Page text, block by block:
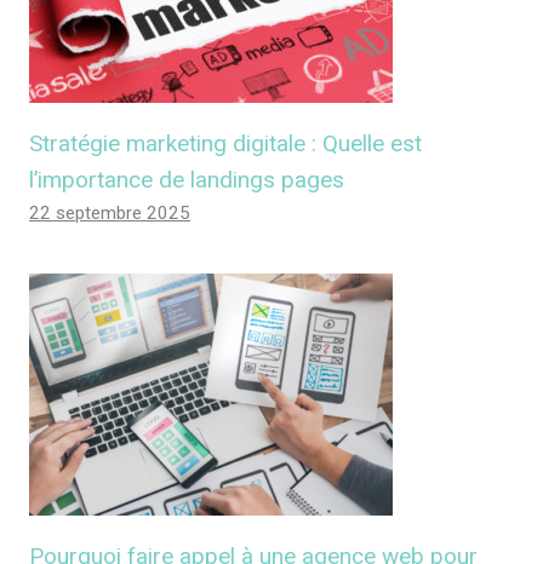
Stratégie marketing digitale : Quelle est
l’importance de landings pages
22 septembre 2025
Pourquoi faire appel à une agence web pour